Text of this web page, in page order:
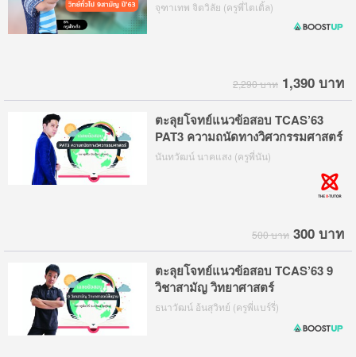
จุฑาเทพ จิตวิลัย (ครูพี่ไตเติ้ล)
2,290 บาท 1,390 บาท
ตะลุยโจทย์แนวข้อสอบ TCAS’63
PAT3 ความถนัดทางวิศวกรรมศาสตร์
นันทวัฒน์ นาคแสง (ครูพี่นัน)
500 บาท 300 บาท
ตะลุยโจทย์แนวข้อสอบ TCAS’63 9
วิชาสามัญ วิทยาศาสตร์
ธนาวัฒน์ อ้นสุวิทย์ (ครูพี่แบร์รี่)